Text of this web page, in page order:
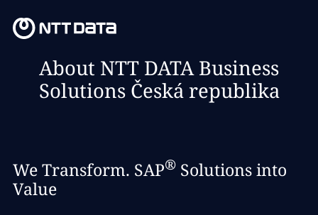
About NTT DATA Business
Solutions Česká republika
We Transform. SAP® Solutions into
Value